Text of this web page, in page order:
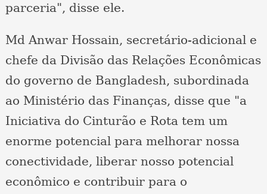
parceria", disse ele.
Md Anwar Hossain, secretário-adicional e
chefe da Divisão das Relações Econômicas
do governo de Bangladesh, subordinada
ao Ministério das Finanças, disse que "a
Iniciativa do Cinturão e Rota tem um
enorme potencial para melhorar nossa
conectividade, liberar nosso potencial
econômico e contribuir para o